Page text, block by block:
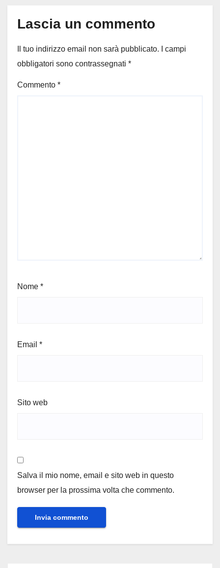
Lascia un commento
Il tuo indirizzo email non sarà pubblicato.
I campi
obbligatori sono contrassegnati *
Commento *
Nome *
Email *
Sito web
Salva il mio nome, email e sito web in questo
browser per la prossima volta che commento.